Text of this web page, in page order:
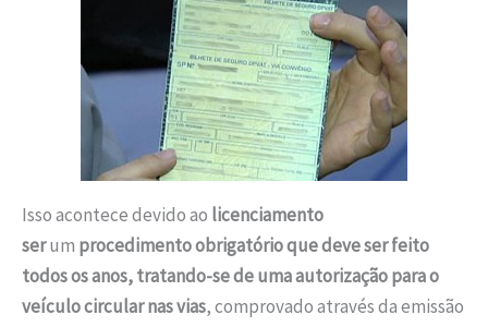
Isso acontece devido ao licenciamento
serum procedimento obrigatório que deve ser feito
todos os anos, tratando-se de uma autorização para o
veículo circular nas vias, comprovado através da emissão